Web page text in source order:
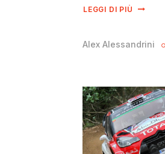
LEGGI DI PIÙ
Alex Alessandrini